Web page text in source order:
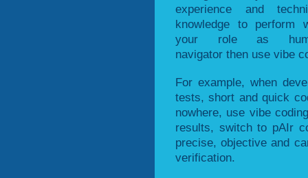
experience and
knowledge to perform
your role as
navigator then use vibe
For example, when
tests, short and quick
nowhere, use vibe
results, switch to pAIr
precise, objective and
verification.